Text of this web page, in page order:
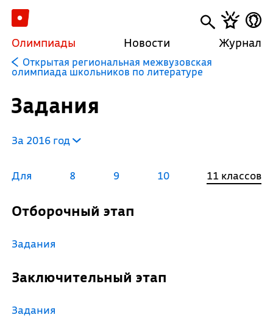
Олимпиады Новости Журнал
Открытая региональная межвузовская
олимпиада школьников по литературе
Задания
За 2016 год
Для 8 9 10 11 классов
Отборочный этап
Задания
Заключительный этап
Задания